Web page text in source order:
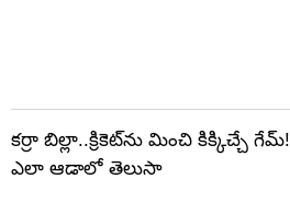
కర్రా బిల్లా..క్రికెట్‌ను మించి కిక్కిచ్చే గేమ్!
ఎలా ఆడాలో తెలుసా